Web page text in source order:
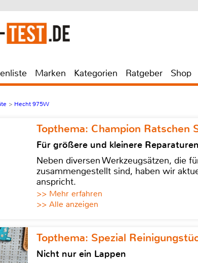
Marken Kategorien Ratgeber Shop
> Hecht 975W
Topthema: Champion Ratschen
Für größere und kleinere Reparaturen
Neben diversen Werkzeugsätzen, die
zusammengestellt sind, haben wir
anspricht.
>> Mehr erfahren
>> Alle anzeigen
Topthema: Spezial
Nicht nur ein Lappen